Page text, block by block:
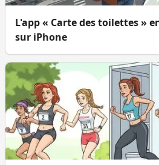
L'app « Carte des toilettes »
sur iPhone